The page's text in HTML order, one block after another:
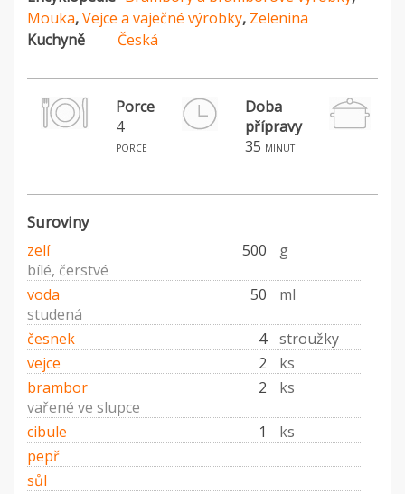
Mouka,Vejce a vaječné výrobky, Zelenina
Kuchyně
Česká
Porce
4
porce
Doba
přípravy
35 minut
Suroviny
zelí 500
g
bílé, čerstvé
voda
50
ml
studená
česnek
4
stroužky
vejce
2
ks
brambor
2
ks
vařené ve slupce
cibule
1
ks
pepř
sůl